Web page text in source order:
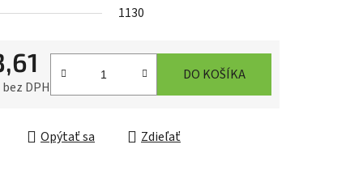
1130
DPH
DO KOŠÍKA
Opýtať sa Zdieľať